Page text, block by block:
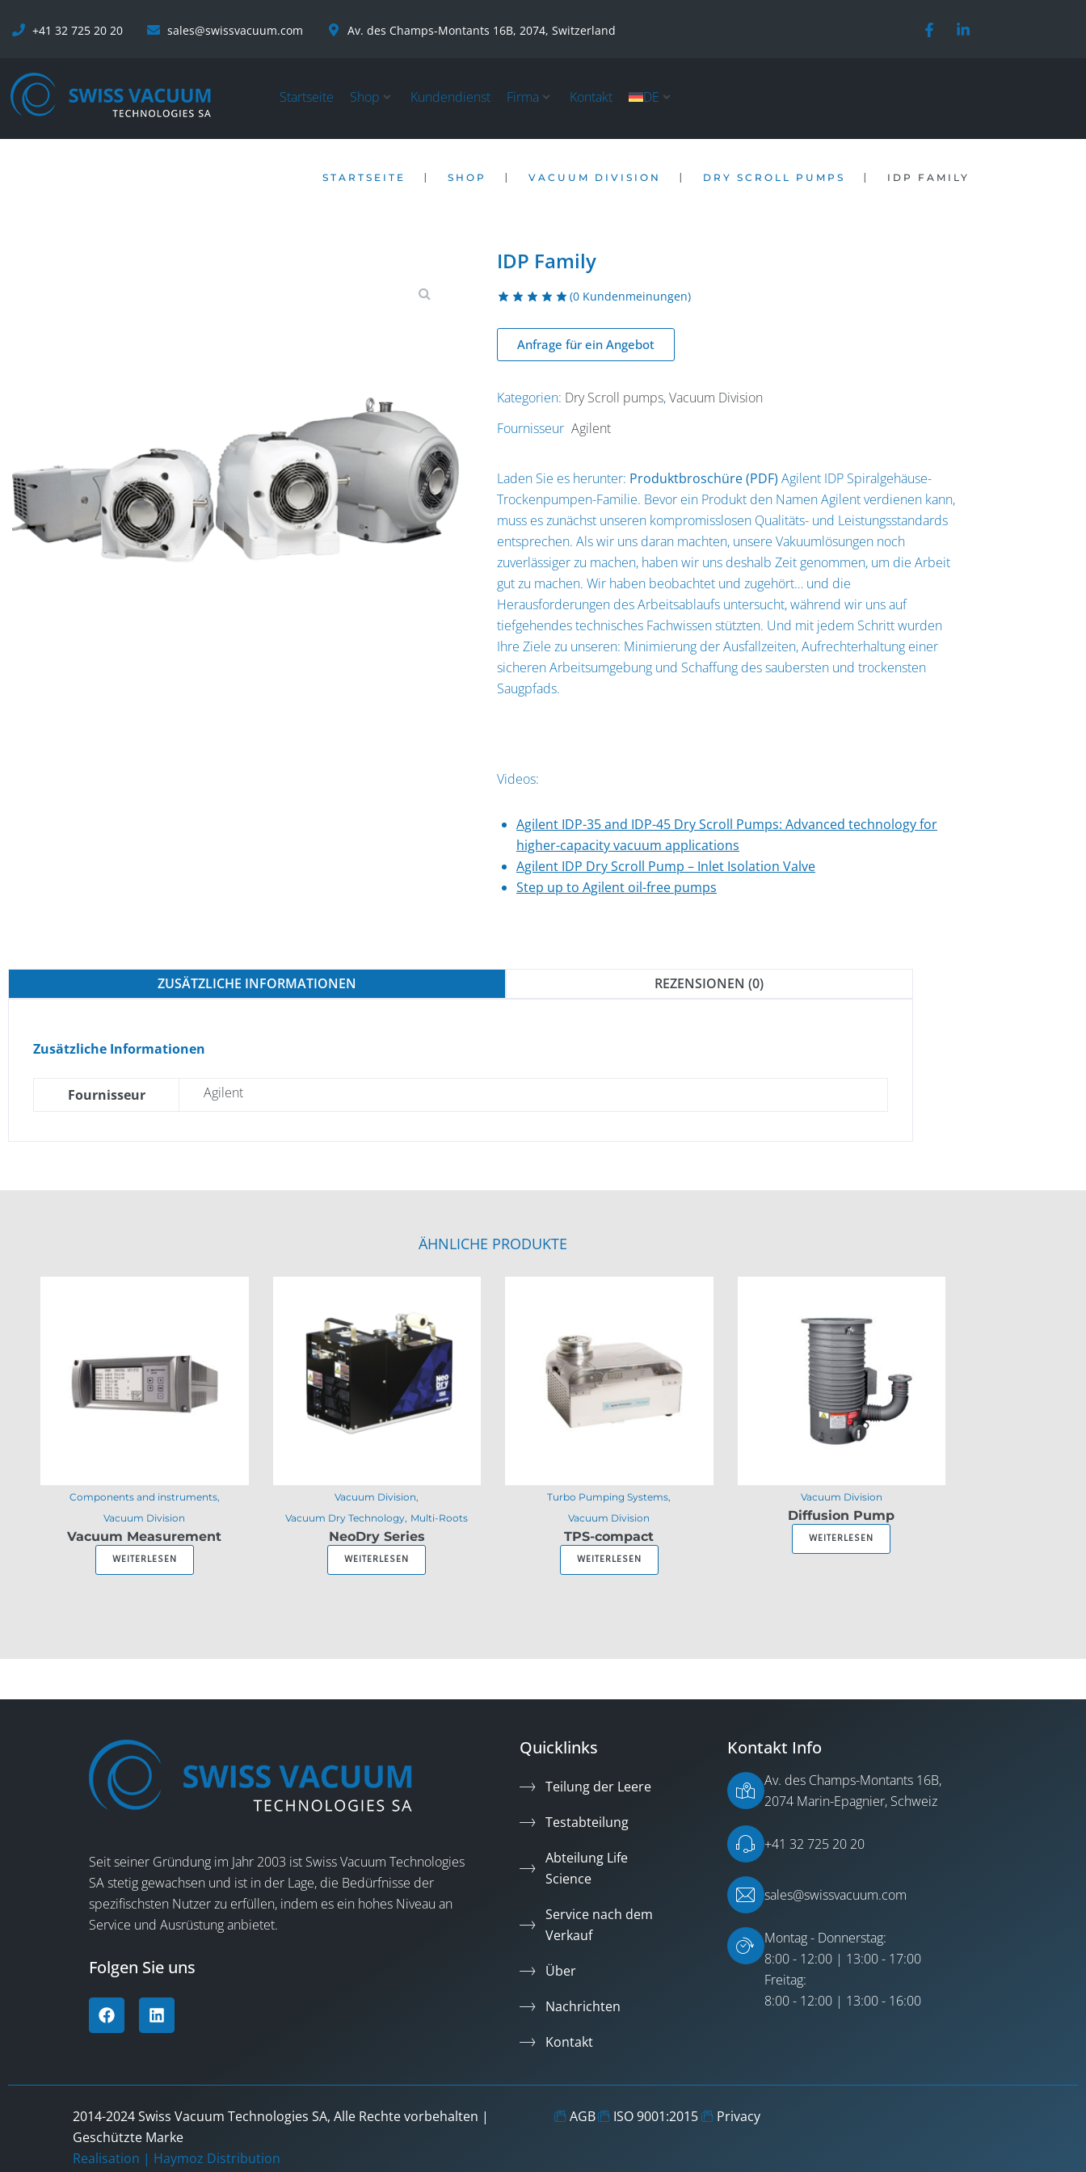
+41 32 725 20 20 sales@swissvacuum.com Av. des Champs-Montants 16B, 2074, Switzerland
Startseite Shop Kundendienst Firma Kontakt DE
STARTSEITE | SHOP | VACUUM DIVISION | DRY SCROLL PUMPS | IDP FAMILY
IDP Family
(0 Kundenmeinungen)
Anfrage für ein Angebot
Kategorien: Dry Scroll pumps,Vacuum Division
Fournisseur Agilent
Laden Sie es herunter: Produktbroschüre (PDF) Agilent IDP Spiralgehäuse-
Trockenpumpen-Familie. Bevor ein Produkt den Namen Agilent verdienen kann,
muss es zunächst unseren kompromisslosen Qualitäts- und Leistungsstandards
entsprechen. Als wir uns daran machten, unsere Vakuumlösungen noch
zuverlässiger zu machen, haben wir uns deshalb Zeit genommen, um die Arbeit
gut zu machen. Wir haben beobachtet und zugehört… und die
Herausforderungen des Arbeitsablaufs untersucht, während wir uns auf
tiefgehendes technisches Fachwissen stützten. Und mit jedem Schritt wurden
Ihre Ziele zu unseren: Minimierung der Ausfallzeiten, Aufrechterhaltung einer
sicheren Arbeitsumgebung und Schaffung des saubersten und trockensten
Saugpfads.
Videos:
Agilent IDP-35 and IDP-45 Dry Scroll Pumps: Advanced technology for
higher-capacity vacuum applications
Agilent IDP Dry Scroll Pump – Inlet Isolation Valve
Step up to Agilent oil-free pumps
ZUSÄTZLICHE INFORMATIONEN REZENSIONEN (0)
Zusätzliche Informationen
Fournisseur Agilent
ÄHNLICHE PRODUKTE
Components and instruments
Vacuum Division
Vacuum Measurement
WEITERLESEN
Vacuum Division
Vacuum Dry Technology Multi-Roots
NeoDry Series
WEITERLESEN
Turbo Pumping Systems
Vacuum Division
TPS-compact
WEITERLESEN
Vacuum Division
Diffusion Pump
WEITERLESEN
Seit seiner Gründung im Jahr 2003 ist Swiss Vacuum Technologies
SA stetig gewachsen und ist in der Lage, die Bedürfnisse der
spezifischsten Nutzer zu erfüllen, indem es ein hohes Niveau an
Service und Ausrüstung anbietet.
Folgen Sie uns
Quicklinks
Teilung der Leere
Testabteilung
Abteilung Life
Science
Service nach dem
Verkauf
Über
Nachrichten
Kontakt
Kontakt Info
Av. des Champs-Montants 16B,
2074 Marin-Epagnier, Schweiz
+41 32 725 20 20
sales@swissvacuum.com
Montag - Donnerstag:
8:00 - 12:00 | 13:00 - 17:00
Freitag:
8:00 - 12:00 | 13:00 - 16:00
2014-2024 Swiss Vacuum Technologies SA, Alle Rechte vorbehalten |
Geschützte Marke
Realisation | Haymoz Distribution
AGB ISO 9001:2015 Privacy